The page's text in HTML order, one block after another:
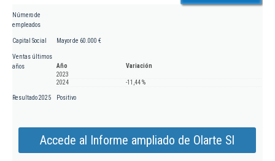
Número de
empleados
Capital Social Mayor de 60.000 €
Ventas últimos
años
Año
Variación
2023
2024
-11,44 %
Resultado 2025 Positivo
Accede al Informe ampliado de Olarte Sl